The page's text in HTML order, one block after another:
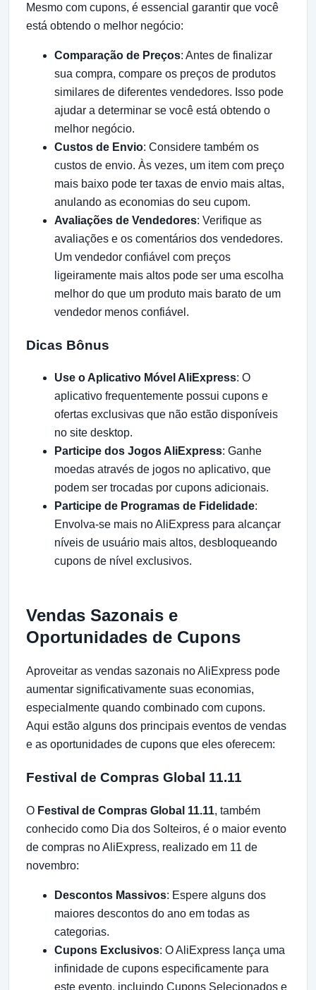
Mesmo com cupons, é essencial garantir que você
está obtendo o melhor negócio:
Comparação de Preços: Antes de finalizar
sua compra, compare os preços de produtos
similares de diferentes vendedores. Isso pode
ajudar a determinar se você está obtendo o
melhor negócio.
Custos de Envio: Considere também os
custos de envio. Às vezes, um item com preço
mais baixo pode ter taxas de envio mais altas,
anulando as economias do seu cupom.
Avaliações de Vendedores: Verifique as
avaliações e os comentários dos vendedores.
Um vendedor confiável com preços
ligeiramente mais altos pode ser uma escolha
melhor do que um produto mais barato de um
vendedor menos confiável.
Dicas Bônus
Use o Aplicativo Móvel AliExpress: O
aplicativo frequentemente possui cupons e
ofertas exclusivas que não estão disponíveis
no site desktop.
Participe dos Jogos AliExpress: Ganhe
moedas através de jogos no aplicativo, que
podem ser trocadas por cupons adicionais.
Participe de Programas de Fidelidade:
Envolva-se mais no AliExpress para alcançar
níveis de usuário mais altos, desbloqueando
cupons de nível exclusivos.
Vendas Sazonais e
Oportunidades de Cupons
Aproveitar as vendas sazonais no AliExpress pode
aumentar significativamente suas economias,
especialmente quando combinado com cupons.
Aqui estão alguns dos principais eventos de vendas
e as oportunidades de cupons que eles oferecem:
Festival de Compras Global 11.11
O Festival de Compras Global 11.11, também
conhecido como Dia dos Solteiros, é o maior evento
de compras no AliExpress, realizado em 11 de
novembro:
Descontos Massivos: Espere alguns dos
maiores descontos do ano em todas as
categorias.
Cupons Exclusivos: O AliExpress lança uma
infinidade de cupons especificamente para
este evento, incluindo Cupons Selecionados e